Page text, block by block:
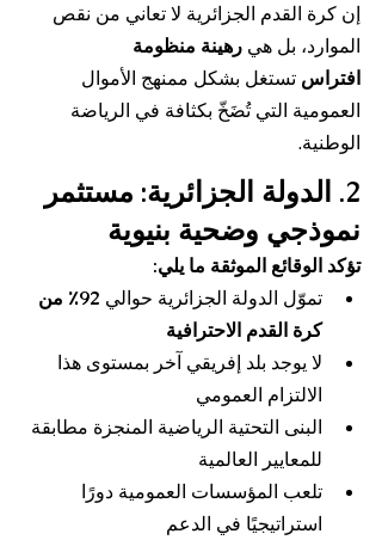
إن كرة القدم الجزائرية لا تعاني من نقص
الموارد، بل هي رهينة منظومة
افتراس تستغل بشكل ممنهج الأموال
العمومية التي تُضَخّ بكثافة في الرياضة
الوطنية.
2. الدولة الجزائرية: مستثمر
نموذجي وضحية بنيوية
تؤكد الوقائع الموثقة ما يلي:
تموّل الدولة الجزائرية حوالي
92٪ من
كرة القدم الاحترافية
لا يوجد بلد إفريقي آخر بمستوى هذا
الالتزام العمومي
البنى التحتية الرياضية المنجزة مطابقة
للمعايير العالمية
تلعب المؤسسات العمومية دورًا
استراتيجيًا في الدعم